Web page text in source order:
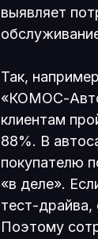
выявляет
Так,
«КОМОС-
клиентам
88%. В
покупателю
«в деле».
тест-драйва,
Поэтому